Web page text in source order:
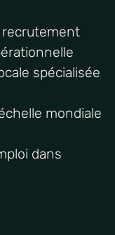
spécialisée
mondiale
dans